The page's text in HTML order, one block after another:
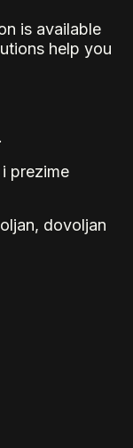
is available
help you
prezime
dovoljan